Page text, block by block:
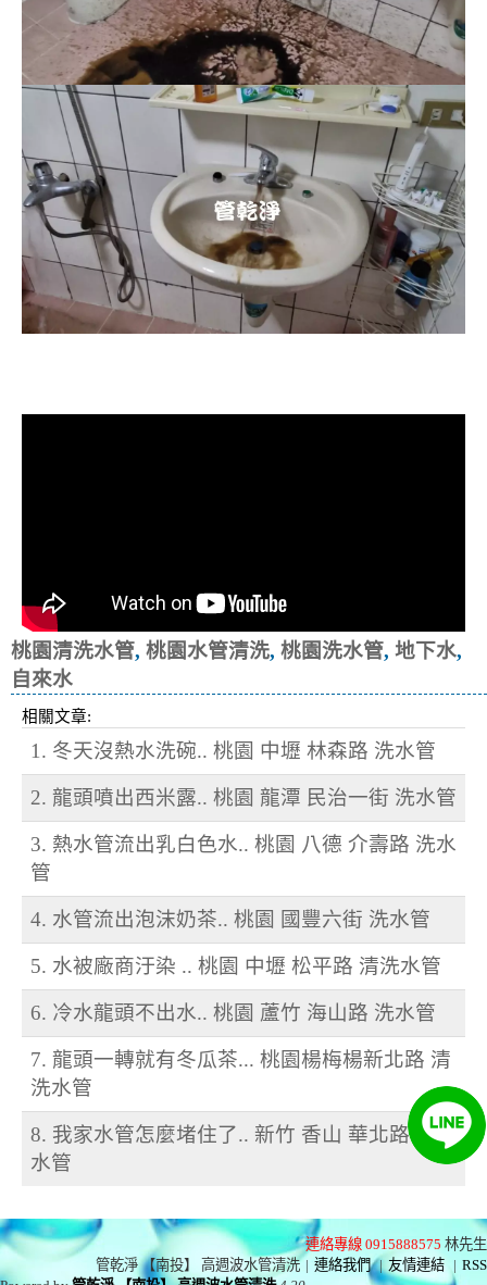
桃園清洗水管, 桃園水管清洗, 桃園洗水管, 地下水,
自來水
相關文章:
1. 冬天沒熱水洗碗.. 桃園 中壢 林森路 洗水管
2. 龍頭噴出西米露.. 桃園 龍潭 民治一街 洗水管
3. 熱水管流出乳白色水.. 桃園 八德 介壽路 洗水
管
4. 水管流出泡沫奶茶.. 桃園 國豐六街 洗水管
5. 水被廠商汙染 .. 桃園 中壢 松平路 清洗水管
6. 冷水龍頭不出水.. 桃園 蘆竹 海山路 洗水管
7. 龍頭一轉就有冬瓜茶... 桃園楊梅楊新北路 清
洗水管
8. 我家水管怎麼堵住了.. 新竹 香山 華北路 清洗
水管
連絡專線 0915888575 林先生
管乾淨 【南投】 高週波水管清洗 | 連絡我們 | 友情連結 | RSS